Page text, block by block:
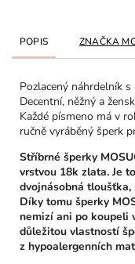
POPIS ZNAČKA
Pozlacený náhrdelník
Decentní, něžný a
Každé písmeno má v
ručně vyráběný šperk
Stříbrné šperky
vrstvou 18k zlata. Je
dvojnásobná
Díky tomu šperky
nemizí ani po koupeli
důležitou vlastností
z hypoalergenních